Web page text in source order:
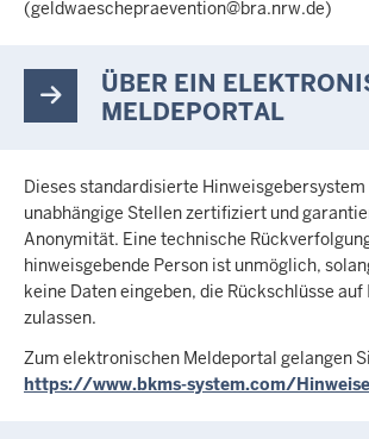
(geldwaeschepraevention@bra.nrw.de)
ÜBER EIN
MELDEPORTAL
Dieses standardisierte
unabhängige Stellen zertifiziert und
Anonymität. Eine technische
hinweisgebende Person ist unmöglich,
keine Daten eingeben, die Rückschlüsse auf
zulassen.
Zum elektronischen Meldeportal gelangen
https://www.bkms-system.com/